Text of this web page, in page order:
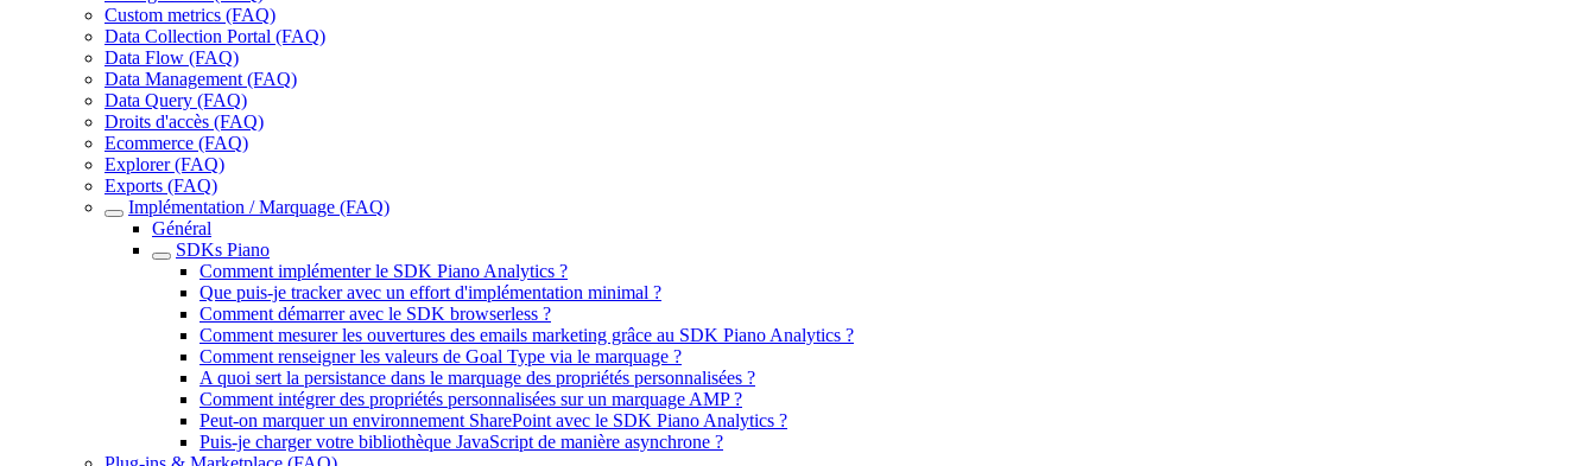
Custom metrics (FAQ)
Data Collection Portal (FAQ)
Data Flow (FAQ)
Data Management (FAQ)
Data Query (FAQ)
Droits d'accès (FAQ)
Ecommerce (FAQ)
Explorer (FAQ)
Exports (FAQ)
Implémentation / Marquage (FAQ)
Général
SDKs Piano
Comment implémenter le SDK Piano Analytics ?
Que puis-je tracker avec un effort d'implémentation minimal ?
Comment démarrer avec le SDK browserless ?
Comment mesurer les ouvertures des emails marketing grâce au SDK Piano Analytics ?
Comment renseigner les valeurs de Goal Type via le marquage ?
A quoi sert la persistance dans le marquage des propriétés personnalisées ?
Comment intégrer des propriétés personnalisées sur un marquage AMP ?
Peut-on marquer un environnement SharePoint avec le SDK Piano Analytics ?
Puis-je charger votre bibliothèque JavaScript de manière asynchrone ?